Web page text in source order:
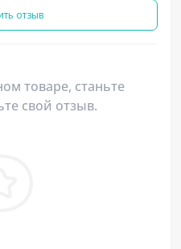
отзыв
товаре, станьте
свой отзыв.